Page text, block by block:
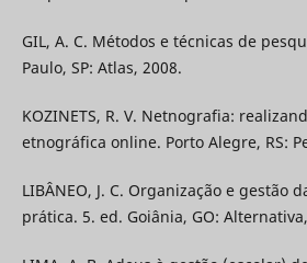
GIL, A. C. Métodos e técnicas de
Paulo, SP: Atlas, 2008.
KOZINETS, R. V. Netnografia:
etnográfica online. Porto Alegre, RS:
LIBÂNEO, J. C. Organização e gestão
prática. 5. ed. Goiânia, GO: